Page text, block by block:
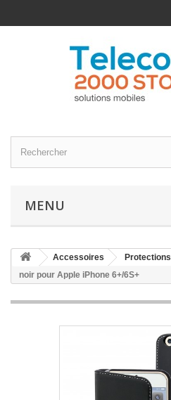
MENU
Accessoires Protections
noir pour Apple iPhone 6+/6S+